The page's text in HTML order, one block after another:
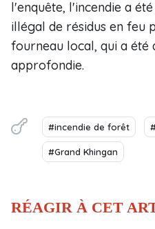
l'enquête, l'incendie a
illégal de résidus en feu
fourneau local, qui a été
approfondie.
#incendie de forêt
#Grand Khingan